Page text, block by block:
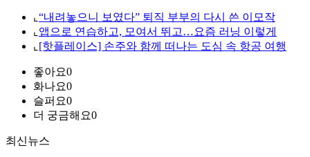
⌞ “내려놓으니 보였다” 퇴직 부부의 다시 쓴 이모작
⌞ 앱으로 연습하고, 모여서 뛰고…요즘 러닝 이렇게
⌞ [핫플레이스] 손주와 함께 떠나는 도심 속 항공 여행
좋아요0
화나요0
슬퍼요0
더 궁금해요0
최신뉴스